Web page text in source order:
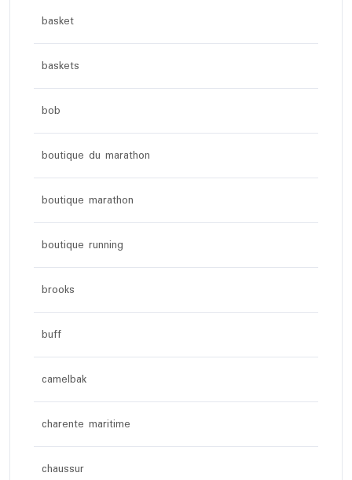
basket
baskets
bob
boutique du marathon
boutique marathon
boutique running
brooks
buff
camelbak
charente maritime
chaussur